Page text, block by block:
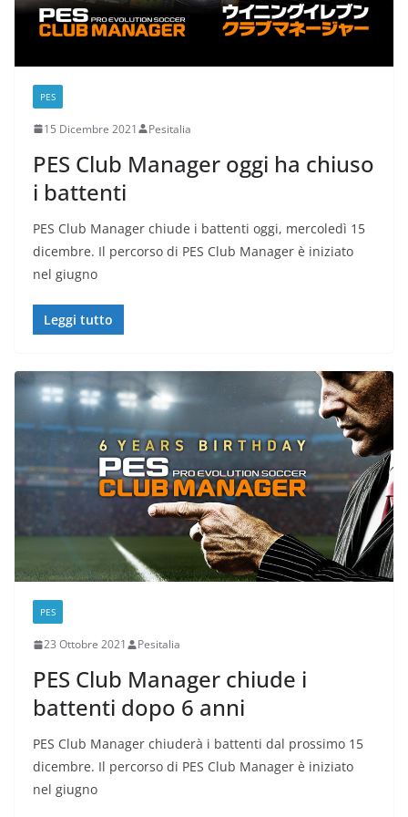
PES
15 Dicembre 2021 Pesitalia
PES Club Manager oggi ha chiuso
i battenti
PES Club Manager chiude i battenti oggi, mercoledì 15
dicembre. Il percorso di PES Club Manager è iniziato
nel giugno
Leggi tutto
PES
23 Ottobre 2021 Pesitalia
PES Club Manager chiude i
battenti dopo 6 anni
PES Club Manager chiuderà i battenti dal prossimo 15
dicembre. Il percorso di PES Club Manager è iniziato
nel giugno